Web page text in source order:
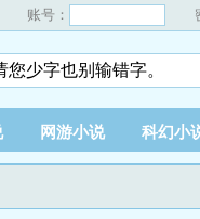
账号：
网游小说 科幻小